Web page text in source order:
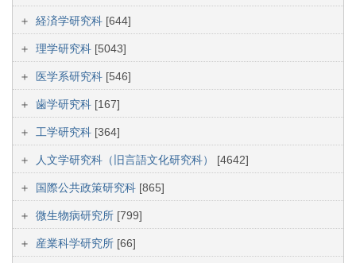
経済学研究科 [644]
理学研究科 [5043]
医学系研究科 [546]
歯学研究科 [167]
工学研究科 [364]
人文学研究科（旧言語文化研究科） [4642]
国際公共政策研究科 [865]
微生物病研究所 [799]
産業科学研究所 [66]